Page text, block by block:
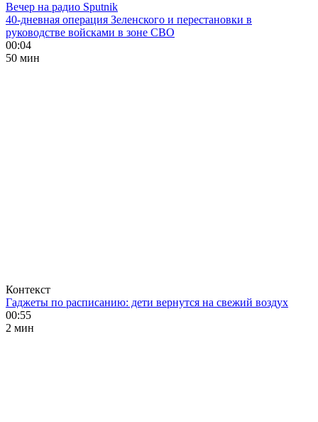
Вечер на радио Sputnik
40-дневная операция Зеленского и перестановки в
руководстве войсками в зоне СВО
00:04
50 мин
Контекст
Гаджеты по расписанию: дети вернутся на свежий воздух
00:55
2 мин